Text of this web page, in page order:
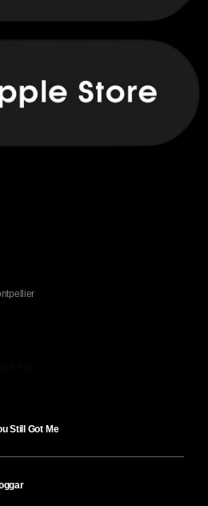
Still Got Me